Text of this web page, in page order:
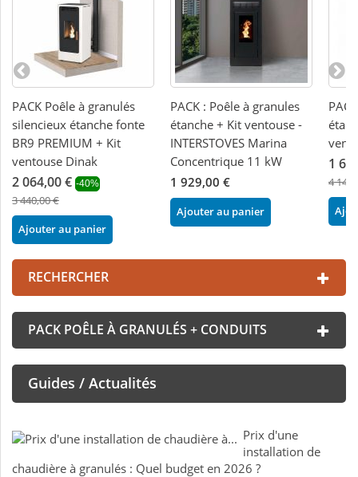
PACK Poêle à granulés
silencieux étanche fonte
BR9 PREMIUM + Kit
ventouse Dinak
2 064,00 € -40%
3 440,00 €
Ajouter au panier
PACK : Poêle à granules
étanche + Kit ventouse -
INTERSTOVES Marina
Concentrique 11 kW
1 929,00 €
Ajouter au panier
1
4
RECHERCHER
PACK POÊLE À GRANULÉS + CONDUITS
Guides / Actualités
Prix d'une
installation de
chaudière à granulés : Quel budget en 2026 ?